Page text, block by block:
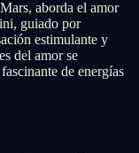
aborda el amor
guiado por
estimulante y
del amor se
de energías